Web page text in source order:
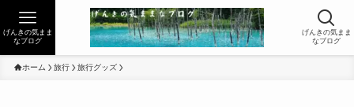
げんきの気まま
なブログ
げんきの気まま
なブログ
ホーム 旅行 旅行グッズ